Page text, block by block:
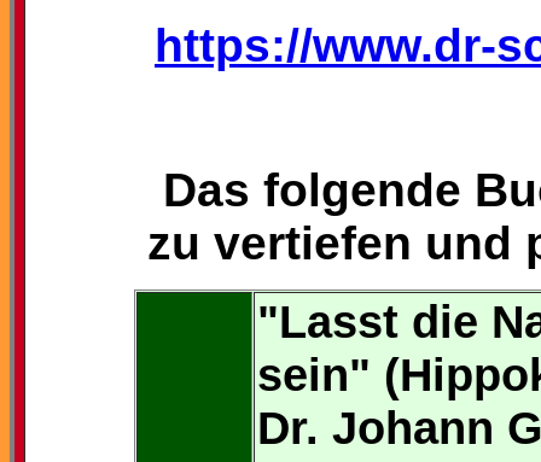
https://www.dr-
Das folgende
zu vertiefen und
"Lasst die
sein"
Dr. Johann